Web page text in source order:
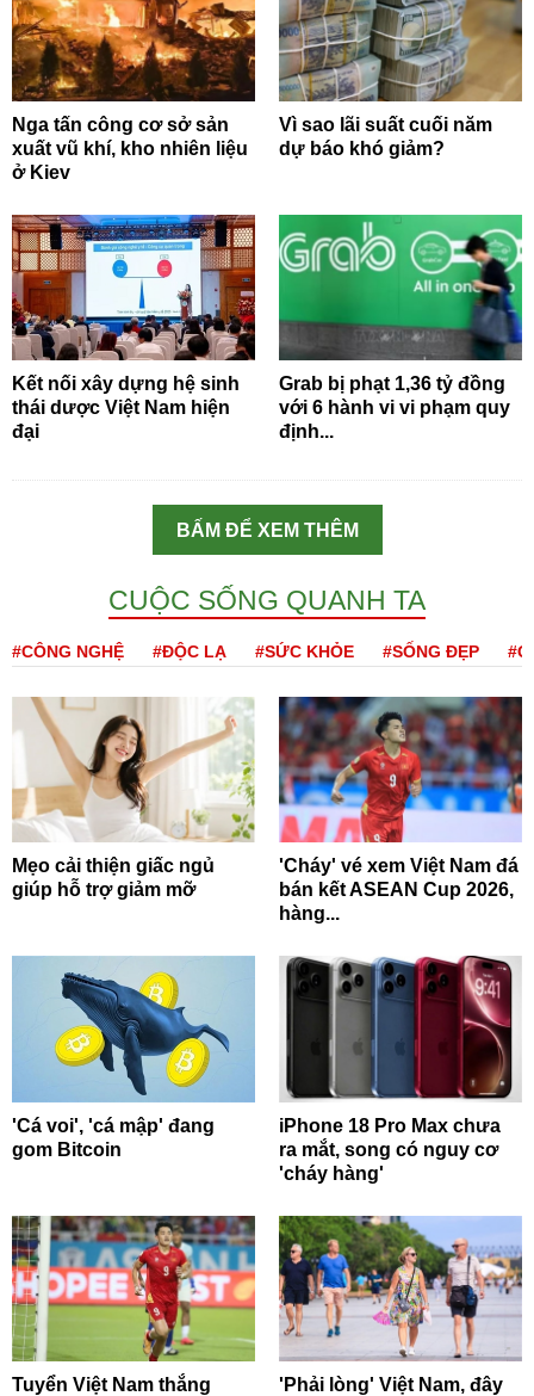
Nga tấn công cơ sở sản
xuất vũ khí, kho nhiên liệu
ở Kiev
Vì sao lãi suất cuối năm
dự báo khó giảm?
Kết nối xây dựng hệ sinh
thái dược Việt Nam hiện
đại
Grab bị phạt 1,36 tỷ đồng
với 6 hành vi vi phạm quy
định...
BẤM ĐỂ XEM THÊM
CUỘC SỐNG QUANH TA
#CÔNG NGHỆ #ĐỘC LẠ #SỨC KHỎE #SỐNG ĐẸP
Mẹo cải thiện giấc ngủ
giúp hỗ trợ giảm mỡ
'Cháy' vé xem Việt Nam đá
bán kết ASEAN Cup 2026,
hàng...
'Cá voi', 'cá mập' đang
gom Bitcoin
iPhone 18 Pro Max chưa
ra mắt, song có nguy cơ
'cháy hàng'
Tuyển Việt Nam thắng
'Phải lòng' Việt Nam, đây